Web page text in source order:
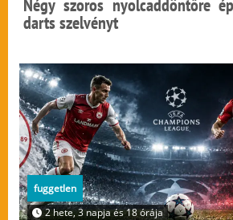
Négy szoros nyolcaddöntőre
darts szelvényt
fuggetlen
2 hete, 3 napja és 18 órája